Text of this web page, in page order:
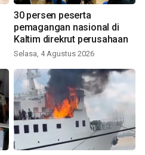
30 persen peserta
pemagangan nasional di
Kaltim direkrut perusahaan
Selasa, 4 Agustus 2026